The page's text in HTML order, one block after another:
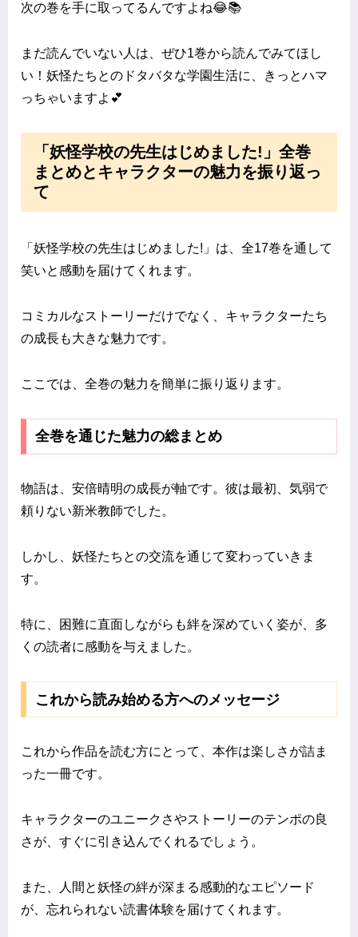
次の巻を手に取ってるんですよね😂📚
まだ読んでいない人は、ぜひ1巻から読んでみてほし
い！妖怪たちとのドタバタな学園生活に、きっとハマ
っちゃいますよ💕
「妖怪学校の先生はじめました!」全巻
まとめとキャラクターの魅力を振り返っ
て
「妖怪学校の先生はじめました!」は、全17巻を通して
笑いと感動を届けてくれます。
コミカルなストーリーだけでなく、キャラクターたち
の成長も大きな魅力です。
ここでは、全巻の魅力を簡単に振り返ります。
全巻を通じた魅力の総まとめ
物語は、安倍晴明の成長が軸です。彼は最初、気弱で
頼りない新米教師でした。
しかし、妖怪たちとの交流を通じて変わっていきま
す。
特に、困難に直面しながらも絆を深めていく姿が、多
くの読者に感動を与えました。
これから読み始める方へのメッセージ
これから作品を読む方にとって、本作は楽しさが詰ま
った一冊です。
キャラクターのユニークさやストーリーのテンポの良
さが、すぐに引き込んでくれるでしょう。
また、人間と妖怪の絆が深まる感動的なエピソード
が、忘れられない読書体験を届けてくれます。